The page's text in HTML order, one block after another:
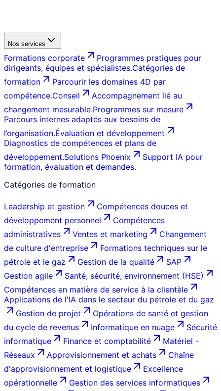
Nos services
Formations corporate
Programmes pratiques pour
dirigeants, équipes et spécialistes.Catégories de
formation
Parcourir les domaines 4D par
compétence.Conseil
Accompagnement lié au
changement mesurable.Programmes sur mesure
Parcours internes adaptés aux besoins de
l’organisation.Évaluation et développement
Diagnostics de compétences et plans de
développement.Solutions Phoenix
Support IA pour
formation, évaluation et demandes.
Catégories de formation
Leadership et gestion
Compétences douces et
développement personnel
Compétences
administratives
Ventes et marketing
Changement
de culture d'entreprise
Formations techniques sur le
pétrole et le gaz
Gestion de la qualité
SAP
Gestion agile
Santé, sécurité, environnement (HSE)
Compétences en matière de service à la clientèle
Applications de l'IA dans le secteur du pétrole et du gaz
Gestion de projet
Opérations de santé et gestion
du cycle de revenus
Informatique en nuage
Sécurité
informatique
Finance et comptabilité
Matériel -
Réseaux
Approvisionnement et achats
Chaîne
d'approvisionnement et logistique
Excellence
opérationnelle
Gestion des services informatiques